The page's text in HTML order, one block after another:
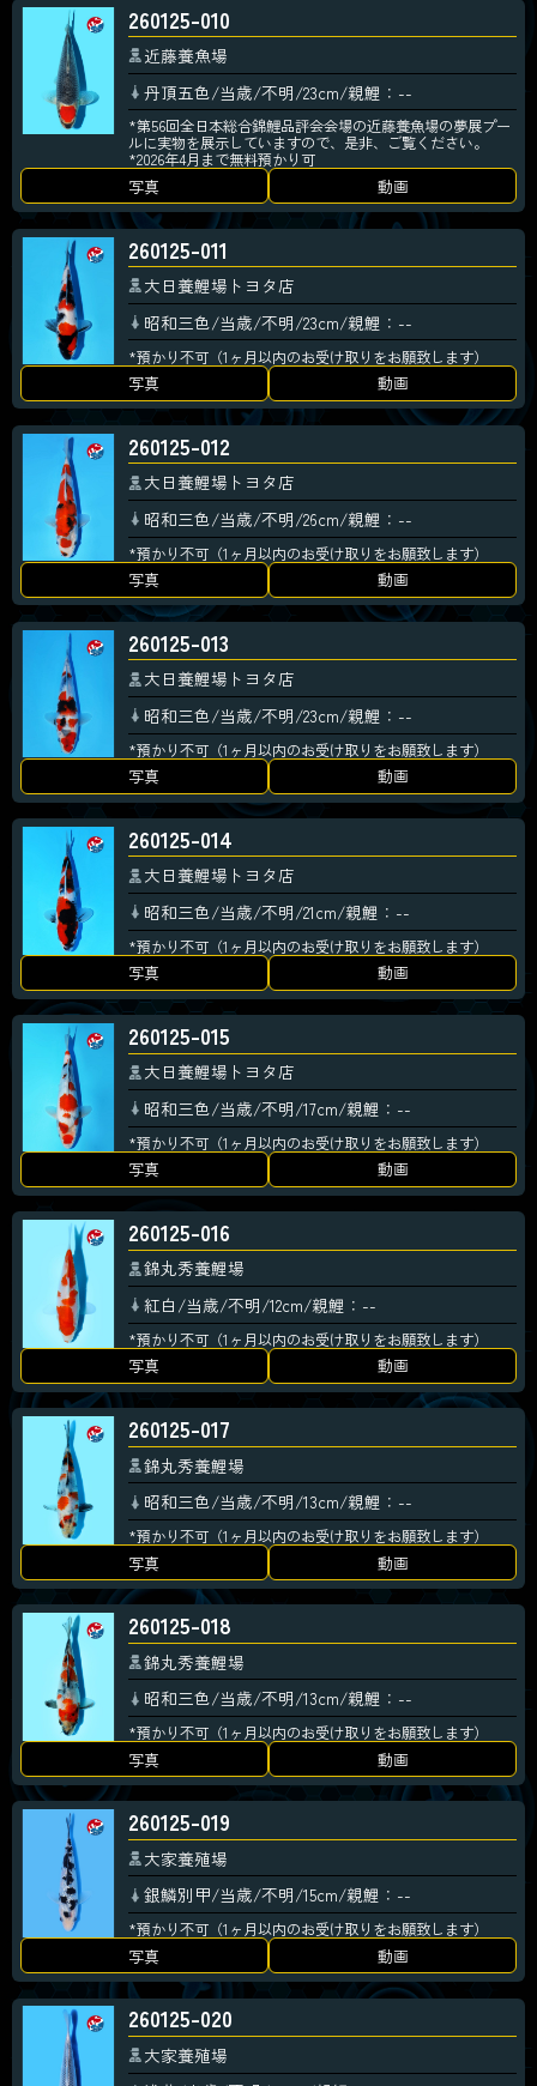
260125-010
近藤養魚場
丹頂五色/当歳/不明/23cm/親鯉：--
*第56回全日本総合錦鯉品評会会場の近藤養魚場の夢展プー
ルに実物を展示していますので、是非、ご覧ください。
*2026年4月まで無料預かり可
写真 動画
260125-011
大日養鯉場トヨタ店
昭和三色/当歳/不明/23cm/親鯉：--
*預かり不可（1ヶ月以内のお受け取りをお願致します）
写真 動画
260125-012
大日養鯉場トヨタ店
昭和三色/当歳/不明/26cm/親鯉：--
*預かり不可（1ヶ月以内のお受け取りをお願致します）
写真 動画
260125-013
大日養鯉場トヨタ店
昭和三色/当歳/不明/23cm/親鯉：--
*預かり不可（1ヶ月以内のお受け取りをお願致します）
写真 動画
260125-014
大日養鯉場トヨタ店
昭和三色/当歳/不明/21cm/親鯉：--
*預かり不可（1ヶ月以内のお受け取りをお願致します）
写真 動画
260125-015
大日養鯉場トヨタ店
昭和三色/当歳/不明/17cm/親鯉：--
*預かり不可（1ヶ月以内のお受け取りをお願致します）
写真 動画
260125-016
錦丸秀養鯉場
紅白/当歳/不明/12cm/親鯉：--
*預かり不可（1ヶ月以内のお受け取りをお願致します）
写真 動画
260125-017
錦丸秀養鯉場
昭和三色/当歳/不明/13cm/親鯉：--
*預かり不可（1ヶ月以内のお受け取りをお願致します）
写真 動画
260125-018
錦丸秀養鯉場
昭和三色/当歳/不明/13cm/親鯉：--
*預かり不可（1ヶ月以内のお受け取りをお願致します）
写真 動画
260125-019
大家養殖場
銀鱗別甲/当歳/不明/15cm/親鯉：--
*預かり不可（1ヶ月以内のお受け取りをお願致します）
写真 動画
260125-020
大家養殖場